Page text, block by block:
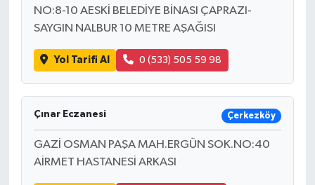
NO:8-10 AESKİ BELEDİYE BİNASI ÇAPRAZI-
SAYGIN NALBUR 10 METRE AŞAĞISI
Yol Tarifi Al 0 (533) 505 59 98
Çınar Eczanesi Çerkezköy
GAZİ OSMAN PAŞA MAH.ERGÜN SOK.NO:40
AİRMET HASTANESİ ARKASI